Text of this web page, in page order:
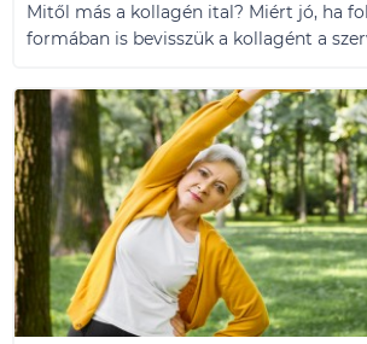
Mitől más a kollagén ital? Miért jó, ha
formában is bevisszük a kollagént a